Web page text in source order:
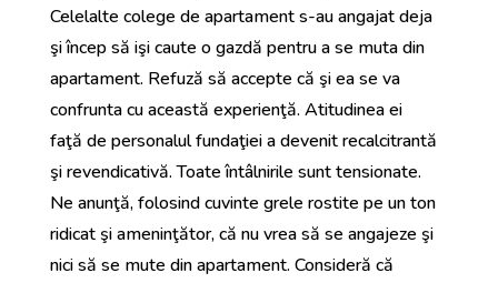
Celelalte colege de apartament s-au angajat deja
şi încep să işi caute o gazdă pentru a se muta din
apartament. Refuză să accepte că şi ea se va
confrunta cu această experienţă. Atitudinea ei
faţă de personalul fundaţiei a devenit recalcitrantă
şi revendicativă. Toate întâlnirile sunt tensionate.
Ne anunţă, folosind cuvinte grele rostite pe un ton
ridicat şi ameninţător, că nu vrea să se angajeze şi
nici să se mute din apartament. Consideră că